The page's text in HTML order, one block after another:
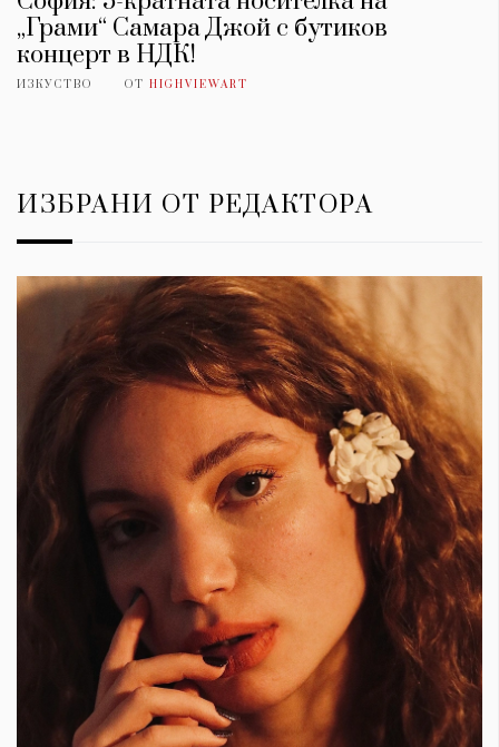
„Грами“ Самара Джой с бутиков
концерт в НДК!
ИЗКУСТВО ОТ HIGHVIEWART
ИЗБРАНИ ОТ РЕДАКТОРА
КАТЕГОРИИ
Wine&Dine
Изкуство
Цветно
ЗА НАС
Условия за
ползване
За нас
Реклама
Политика за
поверителност
ModerenDom